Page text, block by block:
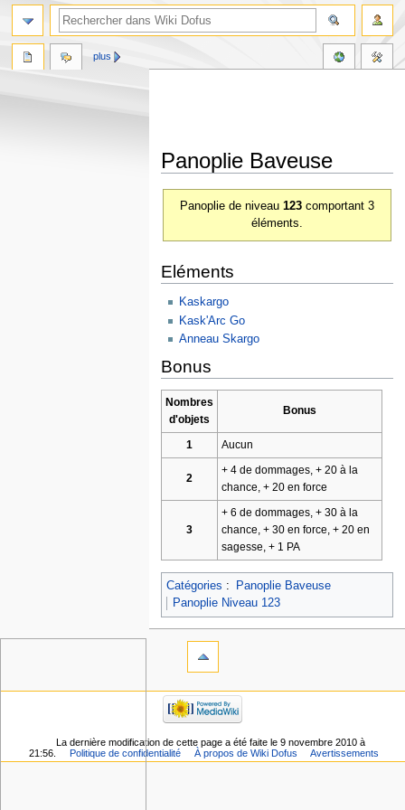
Panoplie Baveuse
Panoplie de niveau123 comportant 3
éléments.
Eléments
Kaskargo
Kask'Arc Go
Anneau Skargo
Bonus
Nombres
d'objets
Bonus
1 Aucun
2
+ 4 de dommages, + 20 à la
chance, + 20 en force
3
+ 6 de dommages, + 30 à la
chance, + 30 en force, + 20 en
sagesse, + 1 PA
Catégories :
Panoplie Baveuse
Panoplie Niveau 123
plus
La dernière modification de cette page a été faite le 9 novembre 2010 à
21:56.
Politique de confidentialité À propos de Wiki Dofus Avertissements